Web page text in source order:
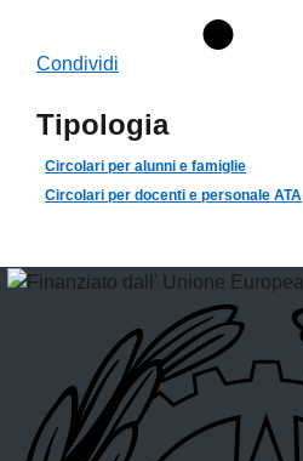
Condividi
Tipologia
Circolari per alunni e famiglie
Circolari per docenti e personale ATA